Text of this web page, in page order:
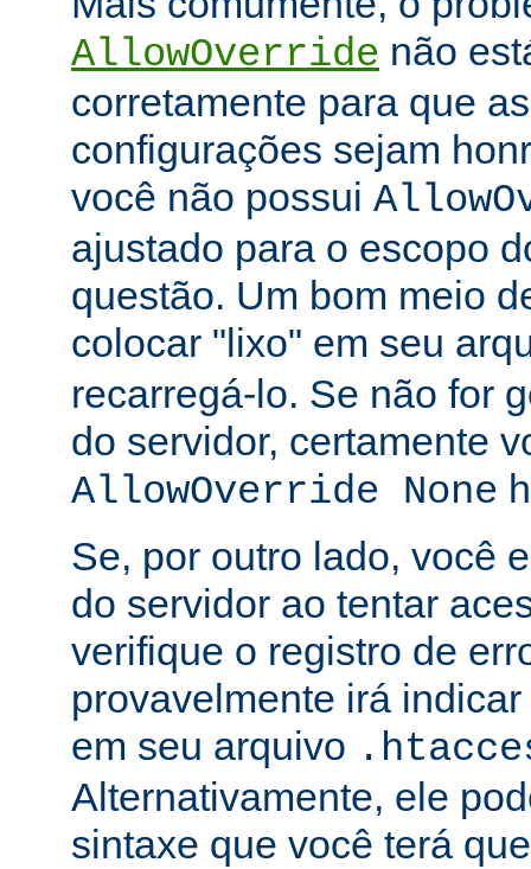
AllowOverride não
corretamente para que
configurações sejam
você não possui
ajustado para o escopo
questão. Um bom meio
colocar "lixo" em seu
recarregá-lo. Se não for
do servidor, certamente
AllowOverride None
Se, por outro lado, você
do servidor ao tentar
verifique o registro de
provavelmente irá
em seu arquivo
Alternativamente, ele
sintaxe que você terá